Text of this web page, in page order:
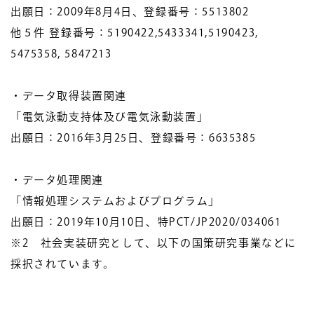
出願日：2009年8月4日、登録番号：5513802
他５件 登録番号：5190422,5433341,5190423,
5475358, 5847213
・データ取得装置関連
「電気泳動支持体及び電気泳動装置」
出願日：2016年3月25日、登録番号：6635385
・データ処理関連
「情報処理システムおよびプログラム」
出願日：2019年10月10日、特PCT/JP2020/034061
※2 社会実装研究として、以下の国策研究事業などに
採択されています。